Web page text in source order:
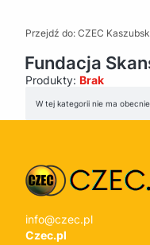
Przejdź do: CZEC Kaszubskie Książki i
Fundacja
Produkty: Brak
Lista produktów
W tej kategorii nie ma
info@czec.pl
Czec.pl